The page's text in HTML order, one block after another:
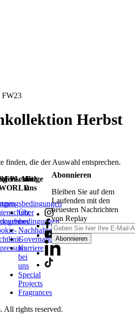
FW23
Herbst
finden, die der Auswahl entsprechen.
Über
uns
Nachhaltigkeit
Governance
Karriere
bei
uns
Special
Projects
Fragrances
Folge
uns
Abonnieren
Bleiben Sie auf dem
Laufenden mit den
neuesten Nachrichten
von Replay
Abonnieren
All rights reserved.